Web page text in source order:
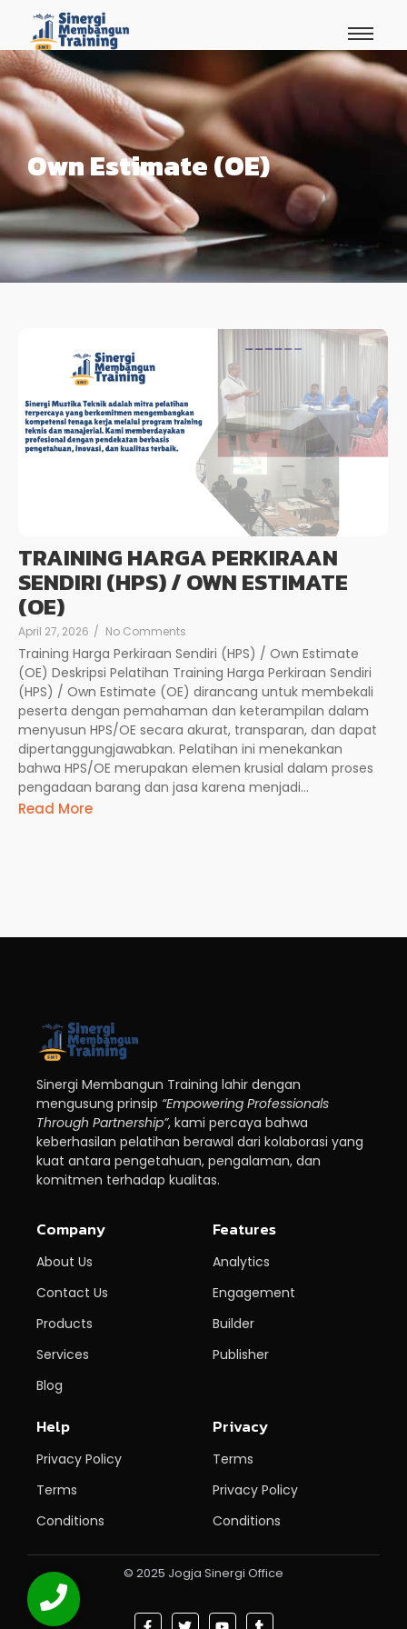
Own Estimate (OE)
TRAINING HARGA PERKIRAAN
SENDIRI (HPS) / OWN ESTIMATE
(OE)
April 27, 2026 / No Comments
Training Harga Perkiraan Sendiri (HPS) / Own Estimate
(OE) Deskripsi Pelatihan Training Harga Perkiraan Sendiri
(HPS) / Own Estimate (OE) dirancang untuk membekali
peserta dengan pemahaman dan keterampilan dalam
menyusun HPS/OE secara akurat, transparan, dan dapat
dipertanggungjawabkan. Pelatihan ini menekankan
bahwa HPS/OE merupakan elemen krusial dalam proses
pengadaan barang dan jasa karena menjadi...
Read More
Sinergi Membangun Training lahir dengan
mengusung prinsip “Empowering Professionals
Through Partnership”, kami percaya bahwa
keberhasilan pelatihan berawal dari kolaborasi yang
kuat antara pengetahuan, pengalaman, dan
komitmen terhadap kualitas.
Company
About Us
Contact Us
Products
Services
Blog
Features
Analytics
Engagement
Builder
Publisher
Help
Privacy Policy
Terms
Conditions
Privacy
Terms
Privacy Policy
Conditions
© 2025 Jogja Sinergi Office